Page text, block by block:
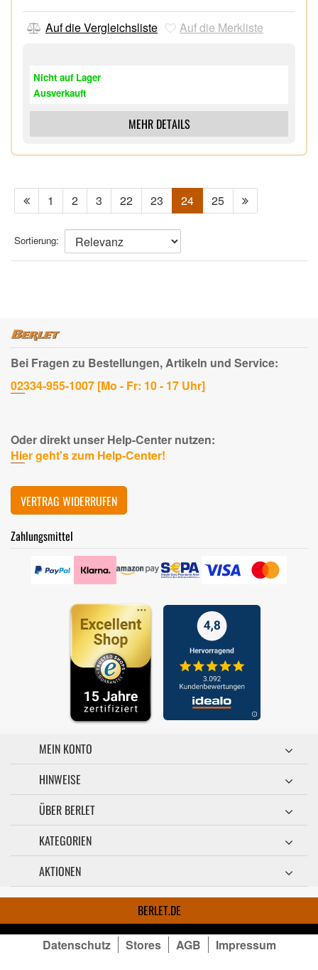
Auf die Vergleichsliste Auf die Merkliste
Nicht auf Lager
Ausverkauft
MEHR DETAILS
1 2 3 22 23 24 25
Sortierung:
Bei Fragen zu Bestellungen, Artikeln und Service:
02334-955-1007 [Mo - Fr: 10 - 17 Uhr]
Oder direkt unser Help-Center nutzen:
Hier geht's zum Help-Center!
VERTRAG WIDERRUFEN
Zahlungsmittel
MEIN KONTO
HINWEISE
ÜBER BERLET
KATEGORIEN
AKTIONEN
BERLET.DE
Datenschutz Stores AGB
Impressum